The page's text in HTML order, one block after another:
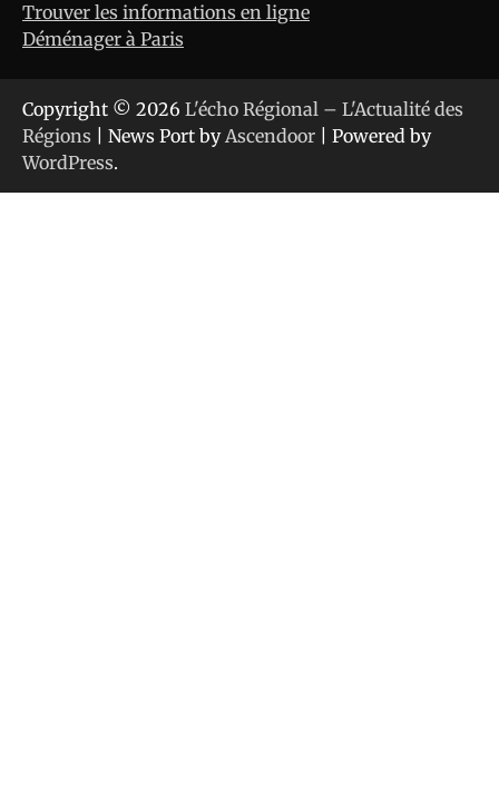
Trouver les informations en ligne
Déménager à Paris
Copyright © 2026 L'écho Régional – L'Actualité des
Régions | News Port byAscendoor | Powered by
WordPress.